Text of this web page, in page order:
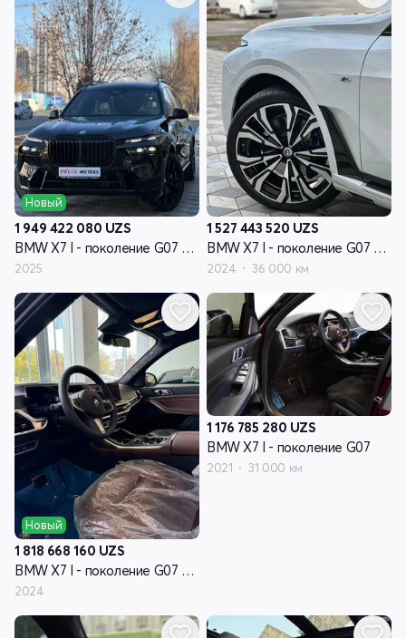
Новый
1 949 422 080 UZS
BMW X7 I - поколение G07 рестайлинг
2025
1 527 443 520 UZS
BMW X7 I - поколение G07 рестайлинг
2024 36 000 км
Новый
1 818 668 160 UZS
BMW X7 I - поколение G07 рестайлинг
2024
1 176 785 280 UZS
BMW X7 I - поколение G07
2021 31 000 км